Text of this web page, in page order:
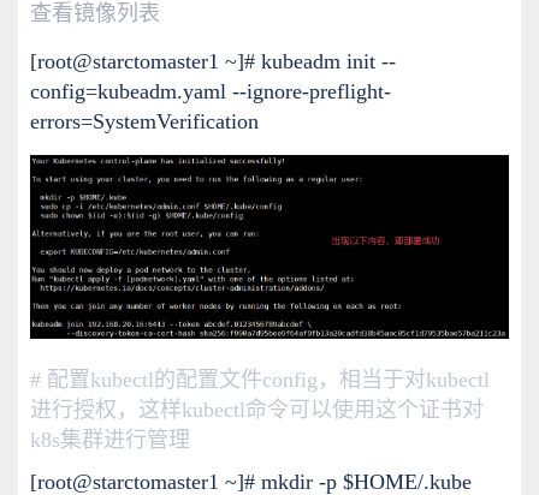
查看镜像列表
[root@starctomaster1 ~]# kubeadm init --
config=kubeadm.yaml --ignore-preflight-
errors=SystemVerification
# 配置kubectl的配置文件config，相当于对kubectl
进行授权，这样kubectl命令可以使用这个证书对
k8s集群进行管理
[root@starctomaster1 ~]# mkdir -p $HOME/.kube